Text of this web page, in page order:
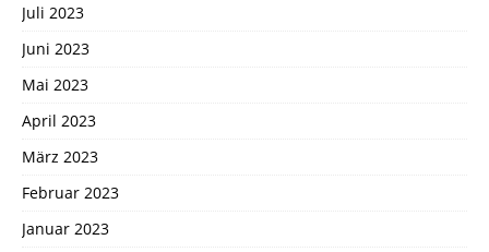
Juli 2023
Juni 2023
Mai 2023
April 2023
März 2023
Februar 2023
Januar 2023